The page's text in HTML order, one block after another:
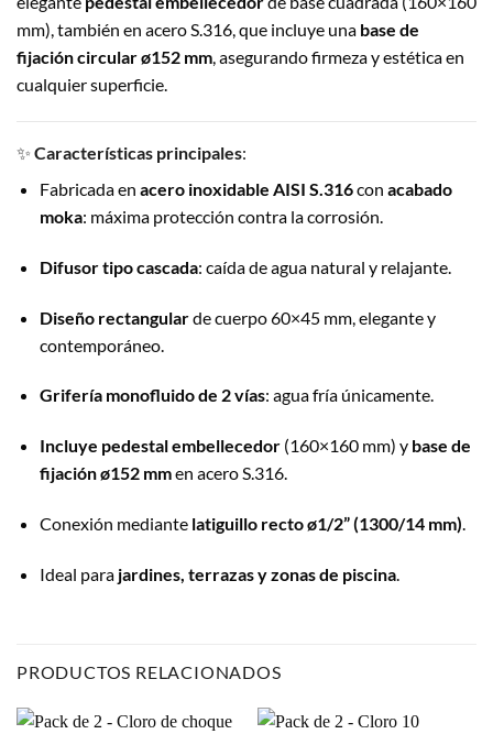
mm), también en acero S.316, que incluye una base de
fijación circular ø152 mm, asegurando firmeza y estética en
cualquier superficie.
✨ Características principales:
Fabricada en acero inoxidable AISI S.316con acabado
moka: máxima protección contra la corrosión.
Difusor tipo cascada: caída de agua natural y relajante.
Diseño rectangularde cuerpo 60×45 mm, elegante y
contemporáneo.
Grifería monofluido de 2 vías: agua fría únicamente.
Incluye pedestal embellecedor(160×160 mm) y base de
fijación ø152 mmen acero S.316.
Conexión mediante latiguillo recto ø1/2” (1300/14 mm).
Ideal para jardines, terrazas y zonas de piscina.
PRODUCTOS RELACIONADOS